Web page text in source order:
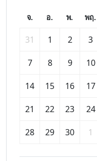
จ. อ. พ. พฤ.
31 1 2 3
7 8 9 10
14 15 16 17
21 22 23 24
28 29 30 1